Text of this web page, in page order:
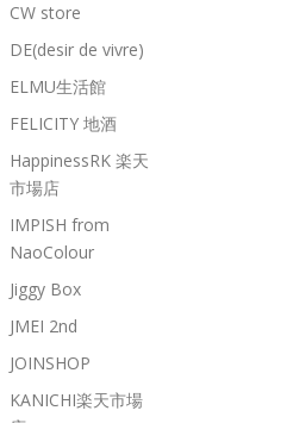
CW store
DE(desir de vivre)
ELMU生活館
FELICITY 地酒
HappinessRK 楽天
市場店
IMPISH from
NaoColour
Jiggy Box
JMEI 2nd
JOINSHOP
KANICHI楽天市場